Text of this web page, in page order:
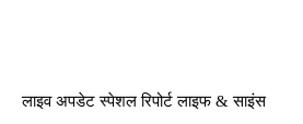
लाइव अपडेट स्पेशल रिपोर्ट लाइफ & साइंस